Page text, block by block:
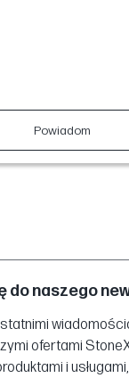
Powiadom
do naszego
ofertami
i